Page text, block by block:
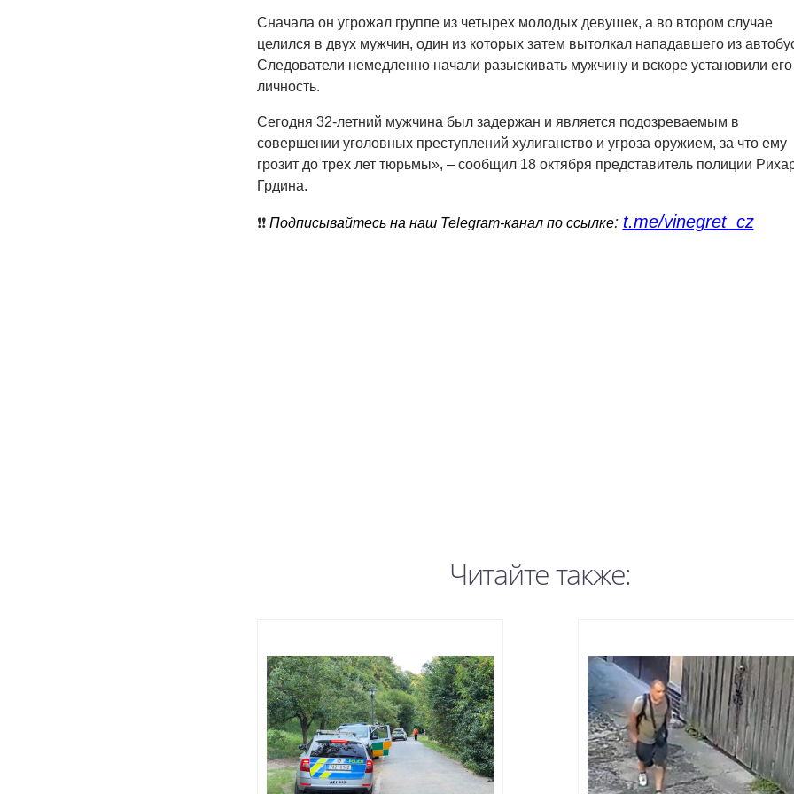
Сначала он угрожал группе из четырех молодых девушек, а во втором случае
целился в двух мужчин, один из которых затем вытолкал нападавшего из
Следователи немедленно начали разыскивать мужчину и вскоре установили его
личность.
Сегодня 32-летний мужчина был задержан и является подозреваемым в
совершении уголовных преступлений хулиганство и угроза оружием, за что ему
грозит до трех лет тюрьмы», – сообщил 18 октября представитель полиции
Грдина.
❗️❗️ Подписывайтесь на наш Telegram-канал по ссылке: t.me/vinegret_cz
Читайте также: